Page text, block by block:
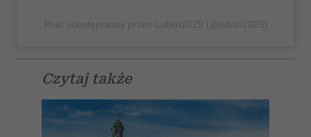
Czytaj także